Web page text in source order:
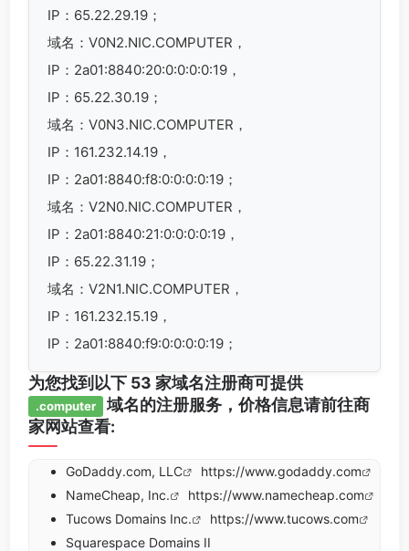
IP：65.22.29.19；
域名：V0N2.NIC.COMPUTER，
IP：2a01:8840:20:0:0:0:0:19，
IP：65.22.30.19；
域名：V0N3.NIC.COMPUTER，
IP：161.232.14.19，
IP：2a01:8840:f8:0:0:0:0:19；
域名：V2N0.NIC.COMPUTER，
IP：2a01:8840:21:0:0:0:0:19，
IP：65.22.31.19；
域名：V2N1.NIC.COMPUTER，
IP：161.232.15.19，
IP：2a01:8840:f9:0:0:0:0:19；
为您找到以下 53 家域名注册商可提供
.computer
域名的注册服务，价格信息请前往商
家网站查看:
GoDaddy.com, LLC
https://www.godaddy.com
NameCheap, Inc.
https://www.namecheap.com
Tucows Domains Inc.
https://www.tucows.com
Squarespace Domains II